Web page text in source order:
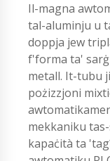
Il-magna
tal-aluminju u
doppja jew
f'forma ta'
metall. It-tubu
pożizzjoni
mekkaniku
kapaċità ta